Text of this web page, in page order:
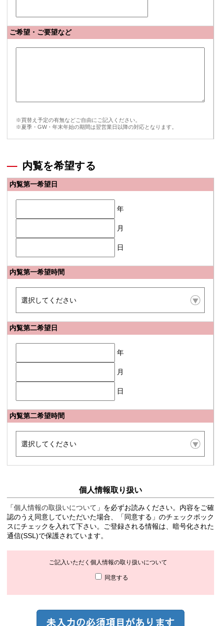
ご希望・ご要望など
※買替え予定の有無などご自由にご記入ください。
※夏季・GW・年末年始の期間は翌営業日以降の対応となります。
内覧を希望する
内覧第一希望日
年
月
日
内覧第一希望時間
内覧第二希望日
年
月
日
内覧第二希望時間
個人情報取り扱い
「個人情報の取扱いについて 」を必ずお読みください。内容をご確
認のうえ同意していただいた場合、「同意する」のチェックボック
スにチェックを入れて下さい。ご登録される情報は、暗号化された
通信(SSL)で保護されています。
ご記入いただく個人情報の取り扱いについて
同意する